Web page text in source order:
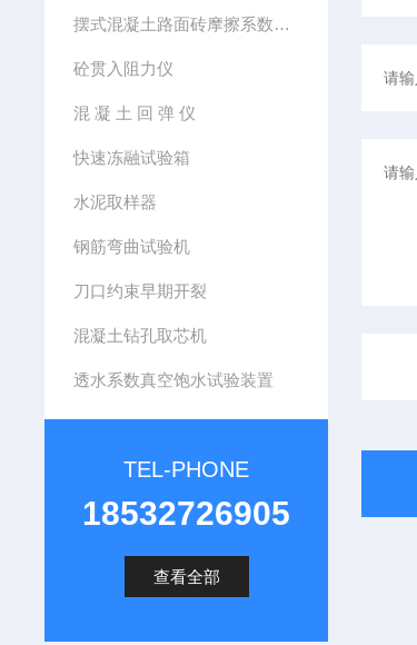
摆式混凝土路面砖摩擦系数测定仪
砼贯入阻力仪
混 凝 土 回 弹 仪
快速冻融试验箱
水泥取样器
钢筋弯曲试验机
刀口约束早期开裂
混凝土钻孔取芯机
透水系数真空饱水试验装置
TEL-PHONE
18532726905
查看全部